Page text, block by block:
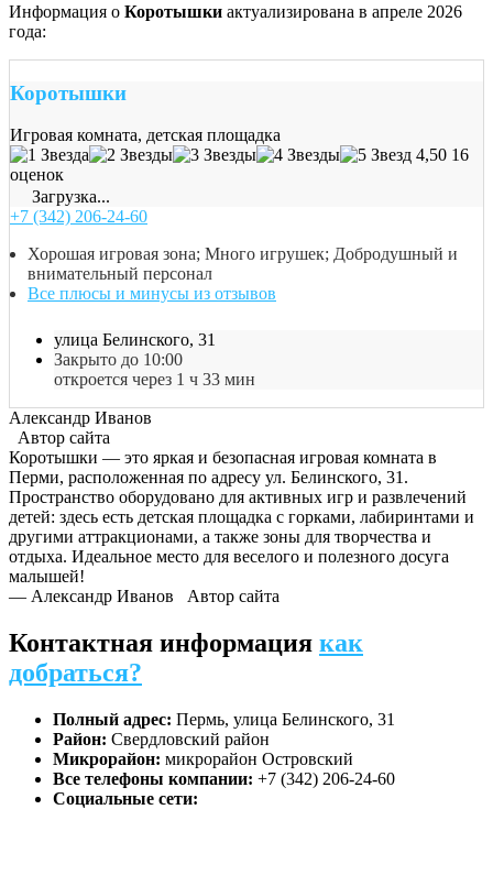
Информация о Коротышки актуализирована в апреле 2026
года:
Коротышки
Игровая комната, детская площадка
4,50 16
оценок
Загрузка...
+7 (342) 206-24-60
Хорошая игровая зона; Много игрушек; Добродушный и
внимательный персонал
Все плюсы и минусы из отзывов
улица Белинского, 31
Закрыто до 10:00
откроется через 1 ч 33 мин
Александр Иванов
Автор сайта
Коротышки — это яркая и безопасная игровая комната в
Перми, расположенная по адресу ул. Белинского, 31.
Пространство оборудовано для активных игр и развлечений
детей: здесь есть детская площадка с горками, лабиринтами и
другими аттракционами, а также зоны для творчества и
отдыха. Идеальное место для веселого и полезного досуга
малышей!
— Александр Иванов Автор сайта
Контактная информация как
добраться?
Полный адрес: Пермь, улица Белинского, 31
Район: Свердловский район
Микрорайон: микрорайон Островский
Все телефоны компании: +7 (342) 206-24-60
Социальные сети: